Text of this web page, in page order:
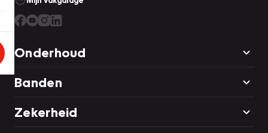
Onderhoud
Banden
Zekerheid